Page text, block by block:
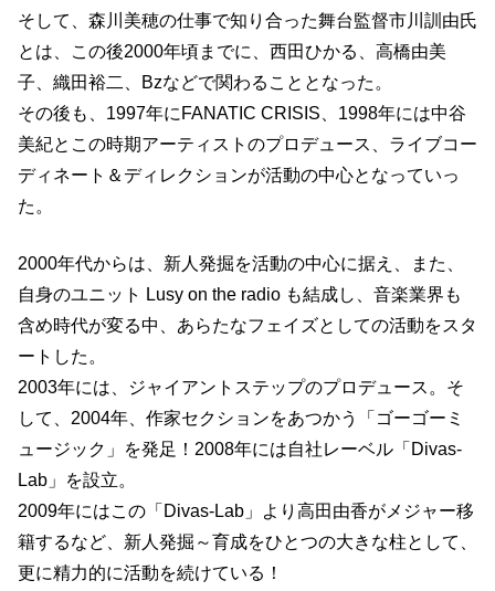
そして、森川美穂の仕事で知り合った舞台監督市川訓由氏
とは、この後2000年頃までに、西田ひかる、高橋由美
子、織田裕二、Bzなどで関わることとなった。
その後も、1997年にFANATIC CRISIS、1998年には中谷
美紀とこの時期アーティストのプロデュース、ライブコー
ディネート＆ディレクションが活動の中心となっていっ
た。
2000年代からは、新人発掘を活動の中心に据え、また、
自身のユニット Lusy on the radio も結成し、音楽業界も
含め時代が変る中、あらたなフェイズとしての活動をスタ
ートした。
2003年には、ジャイアントステップのプロデュース。そ
して、2004年、作家セクションをあつかう「ゴーゴーミ
ュージック」を発足！2008年には自社レーベル「Divas-
Lab」を設立。
2009年にはこの「Divas-Lab」より高田由香がメジャー移
籍するなど、新人発掘～育成をひとつの大きな柱として、
更に精力的に活動を続けている！